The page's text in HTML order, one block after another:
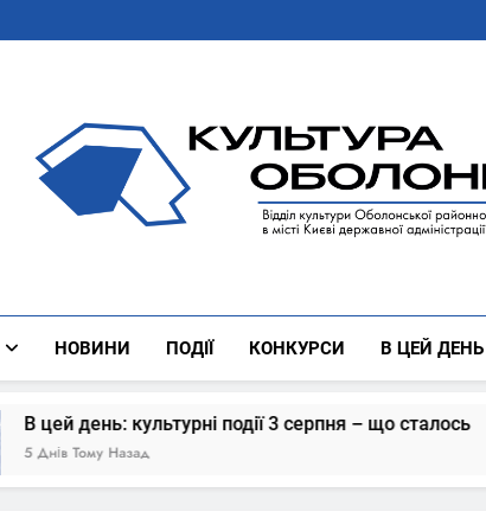
Культура Оболоні
НОВИНИ ПОДІЇ КОНКУРСИ В ЦЕЙ ДЕНЬ
події 3 серпня – що сталось В